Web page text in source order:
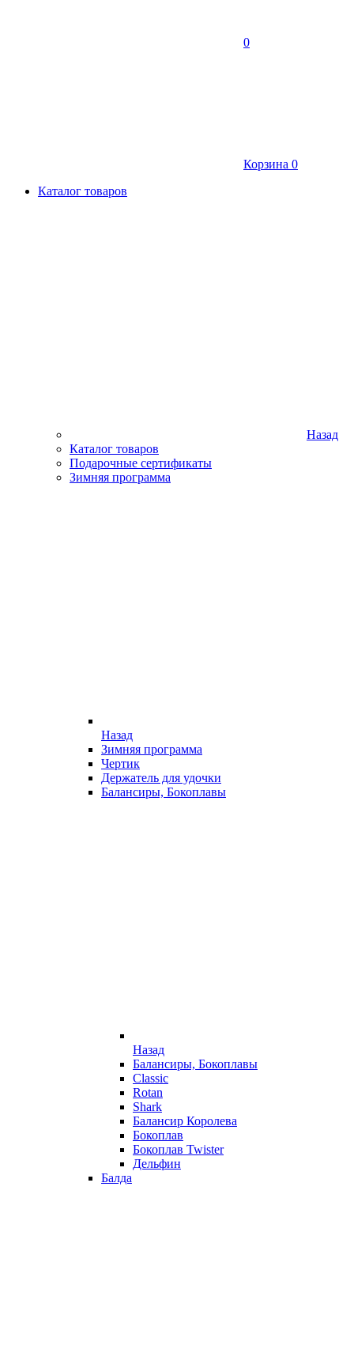
0
Корзина 0
Каталог товаров
Назад
Каталог товаров
Подарочные сертификаты
Зимняя программа
Назад
Зимняя программа
Чертик
Держатель для удочки
Балансиры, Бокоплавы
Назад
Балансиры, Бокоплавы
Classic
Rotan
Shark
Балансир Королева
Бокоплав
Бокоплав Twister
Дельфин
Балда